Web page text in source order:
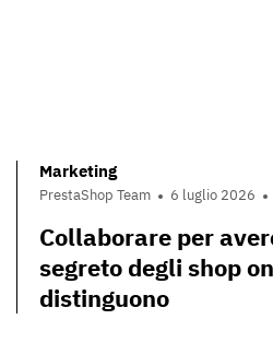
Marketing
PrestaShop Team 6 luglio 2026
Collaborare per
segreto degli shop
distinguono